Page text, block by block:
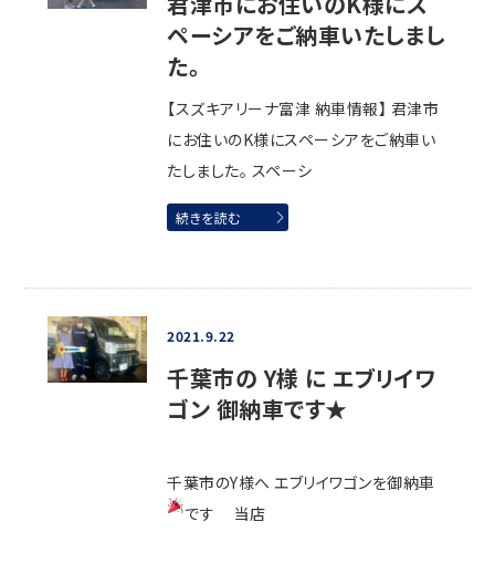
ペーシアをご納車いたしまし
た。
【スズキアリーナ富津 納車情報】 君津市
にお住いのK様にスペーシアをご納車い
たしました。 スペーシ
続きを読む
2021.9.22
千葉市の Y様 に エブリイワ
ゴン 御納車です★
千葉市のY様へ エブリイワゴンを御納車
です 当店